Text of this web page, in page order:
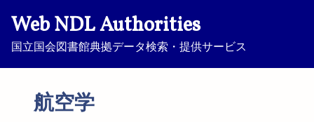
Web NDL Authorities
国立国会図書館典拠データ検索・提供サービス
航空学